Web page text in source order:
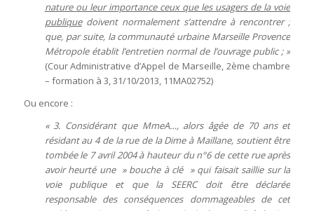
nature ou leur importance ceux que les usagers de la voie
publiquedoivent normalement s’attendre à rencontrer ;
que, par suite, la communauté urbaine Marseille Provence
Métropole établit l’entretien normal de l’ouvrage public ; »
(Cour Administrative d’Appel de Marseille, 2ème chambre
– formation à 3, 31/10/2013, 11MA02752)
Ou encore :
« 3. Considérant que MmeA…, alors âgée de 70 ans et
résidant au 4 de la rue de la Dime à Maillane, soutient être
tombée le 7 avril 2004 à hauteur du n°6 de cette rue après
avoir heurté une » bouche à clé » qui faisait sailliesur la
voie publique et que la SEERC doit être déclarée
responsable des conséquences dommageables de cet